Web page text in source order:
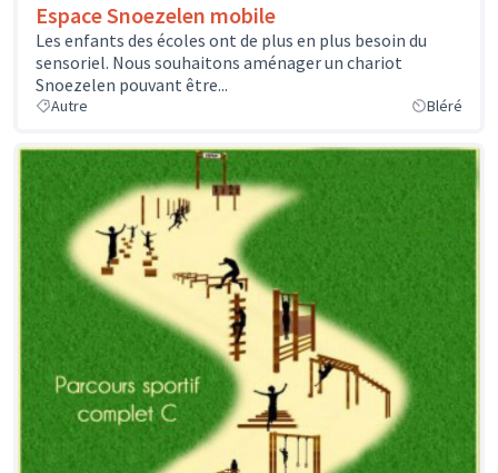
Espace Snoezelen mobile
Les enfants des écoles ont de plus en plus besoin du
sensoriel. Nous souhaitons aménager un chariot
Snoezelen pouvant être...
Autre Bléré